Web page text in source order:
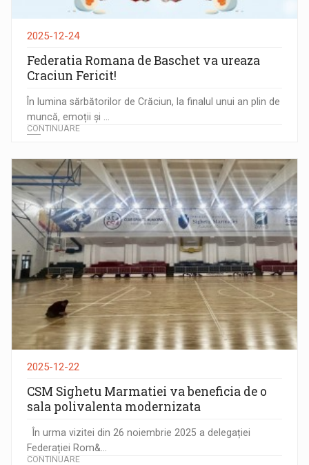
2025-12-24
Federatia Romana de Baschet va ureaza
Craciun Fericit!
În lumina sărbătorilor de Crăciun, la finalul unui an plin de
muncă, emoții și ...
CONTINUARE
2025-12-22
CSM Sighetu Marmatiei va beneficia de o
sala polivalenta modernizata
În urma vizitei din 26 noiembrie 2025 a delegației
Federației Rom&...
CONTINUARE